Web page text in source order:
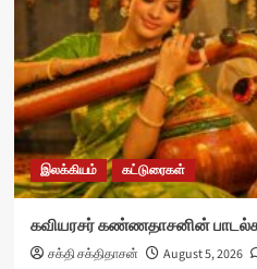
இலக்கியம் கட்டுரைகள்
கவியரசர் கண்ணதாசனின்
சக்தி சக்திதாசன் August 5, 2026